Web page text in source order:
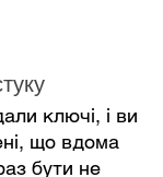
ключі, і ви
що вдома
бути не